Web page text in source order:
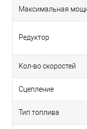
Редуктор
Кол-во скоростей
Сцепление
Тип топлива